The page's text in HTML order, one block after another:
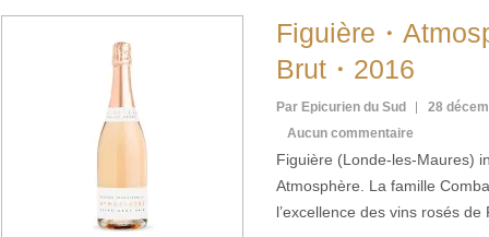
Figuière・
Brut・2016
Par Epicurien du Sud
28
Aucun commentaire
Figuière (Londe-les-Maures)
Atmosphère. La famille
l’excellence des vins rosés